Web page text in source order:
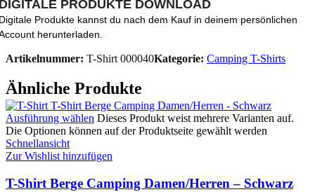
PRODUKTE DOWNLOAD
Produkte kannst du nach dem Kauf in deinem persönlichen
herunterladen.
Artikelnummer: T-Shirt 000040Kategorie: Camping T-Shirts
Ähnliche Produkte
Ausführung wählen Dieses Produkt weist mehrere Varianten auf.
Die Optionen können auf der Produktseite gewählt werden
Schnellansicht
Zur Wishlist hinzufügen
T-Shirt Berge Camping Damen/Herren – Schwarz